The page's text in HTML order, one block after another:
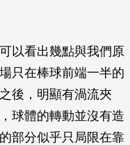
以看出幾點與我們原
只在棒球前端一半的
後，明顯有渦流夾
球體的轉動並沒有造
部分似乎只局限在靠